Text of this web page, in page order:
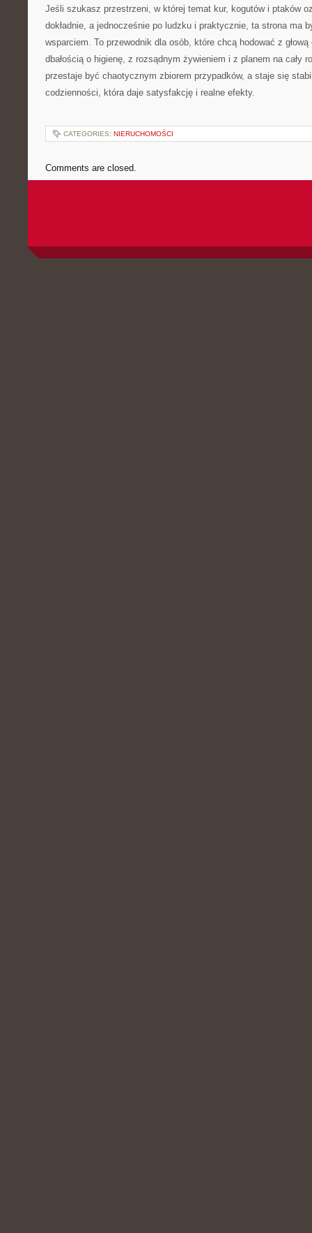
Jeśli szukasz przestrzeni, w której temat kur, kogutów i ptaków
dokładnie, a jednocześnie po ludzku i praktycznie, ta strona ma
wsparciem. To przewodnik dla osób, które chcą hodować z
dbałością o higienę, z rozsądnym żywieniem i z planem na cały
przestaje być chaotycznym zbiorem przypadków, a staje się
codzienności, która daje satysfakcję i realne efekty.
CATEGORIES: NIERUCHOMOŚCI
Comments are closed.